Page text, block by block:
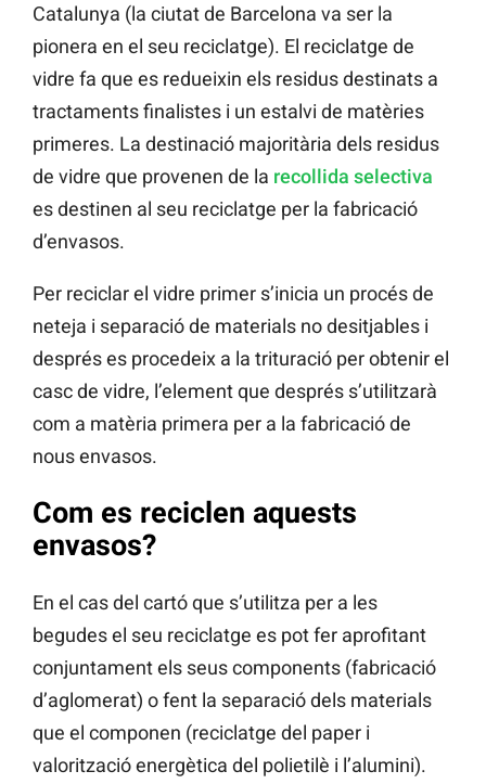
Catalunya (la ciutat de Barcelona va ser la
pionera en el seu reciclatge). El reciclatge de
vidre fa que es redueixin els residus destinats a
tractaments finalistes i un estalvi de matèries
primeres. La destinació majoritària dels residus
de vidre que provenen de la recollida selectiva
es destinen al seu reciclatge per la fabricació
d’envasos.
Per reciclar el vidre primer s’inicia un procés de
neteja i separació de materials no desitjables i
després es procedeix a la trituració per obtenir el
casc de vidre, l’element que després s’utilitzarà
com a matèria primera per a la fabricació de
nous envasos.
Com es reciclen aquests
envasos?
En el cas del cartó que s’utilitza per a les
begudes el seu reciclatge es pot fer aprofitant
conjuntament els seus components (fabricació
d’aglomerat) o fent la separació dels materials
que el componen (reciclatge del paper i
valorització energètica del polietilè i l’alumini).